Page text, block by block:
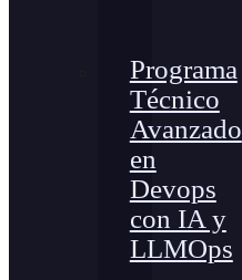
Programa
Técnico
Avanzado
en
Devops
con IA y
LLMOps